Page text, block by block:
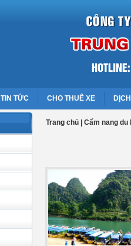
TIN TỨC CHO THUÊ XE
Trang chủ Cẩm nang du